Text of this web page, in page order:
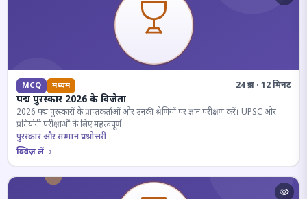
MCQ मध्यम 24 प्रश्न · 12 मिनट
पद्म पुरस्कार 2026 के विजेता
2026 पद्म पुरस्कारों के प्राप्तकर्ताओं और उनकी श्रेणियों पर ज्ञान परीक्षण करें। UPSC और
प्रतियोगी परीक्षाओं के लिए महत्वपूर्ण।
पुरस्कार और सम्मान प्रश्नोत्तरी
क्विज़ लें